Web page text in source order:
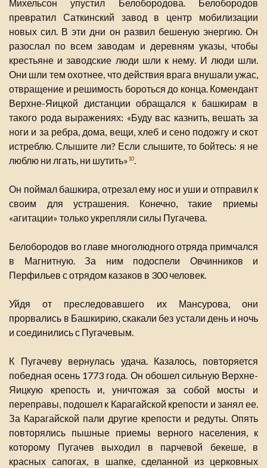
Михельсон упустил Белобородова. Белобородов
превратил Саткинский завод в центр мобилизации
новых сил. В эти дни он развил бешеную энергию. Он
разослал по всем заводам и деревням указы, чтобы
крестьяне и заводские люди шли к нему. И люди шли.
Они шли тем охотнее, что действия врага внушали ужас,
отвращение и решимость бороться до конца. Комендант
Верхне-Яицкой дистанции обращался к башкирам в
такого рода выражениях: «Буду вас казнить, вешать за
ноги и за ребра, дома, вещи, хлеб и сено подожгу и скот
истреблю. Слышите ли? Если слышите, то бойтесь: я не
люблю ни лгать, ни шутить»10.
Он поймал башкира, отрезал ему нос и уши и отправил к
своим для устрашения. Конечно, такие приемы
«агитации» только укрепляли силы Пугачева.
Белобородов во главе многолюдного отряда примчался
в Магнитную. За ним подоспели Овчинников и
Перфильев с отрядом казаков в 300 человек.
Уйдя от преследовавшего их Мансурова, они
прорвались в Башкирию, скакали без устали день и ночь
и соединились с Пугачевым.
К Пугачеву вернулась удача. Казалось, повторяется
победная осень 1773 года. Он обошел сильную Верхне-
Яицкую крепость и, уничтожая за собой мосты и
переправы, подошел к Карагайской крепости и занял ее.
За Карагайской пали другие крепости и редуты. Опять
повторялись пышные приемы верного населения, к
которому Пугачев выходил в парчевой бекеше, в
красных сапогах, в шапке, сделанной из церковных